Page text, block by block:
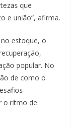
que
e união”, afirma.
estoque, o
popular. No
de como o
o ritmo de